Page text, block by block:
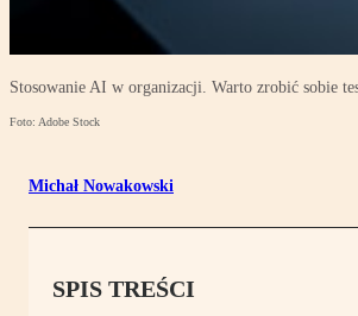
Stosowanie AI w organizacji. Warto zrobić sobie
Foto: Adobe Stock
Michał Nowakowski
SPIS TREŚCI